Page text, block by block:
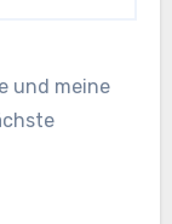
und meine